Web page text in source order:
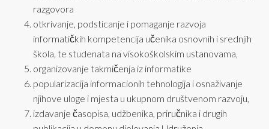
razgovora
otkrivanje, podsticanje i pomaganje razvoja
informatičkih kompetencija učenika osnovnih i srednjih
škola, te studenata na visokoškolskim ustanovama,
organizovanje takmičenja iz informatike
popularizacija informacionih tehnologija i osnaživanje
njihove uloge i mjesta u ukupnom društvenom razvoju,
izdavanje časopisa, udžbenika, priručnika i drugih